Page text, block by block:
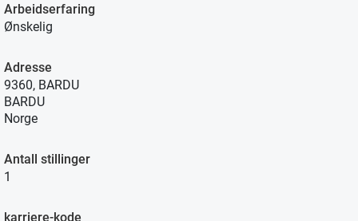
Arbeidserfaring
Ønskelig
Adresse
9360, BARDU
BARDU
Norge
Antall stillinger
1
karriere-kode